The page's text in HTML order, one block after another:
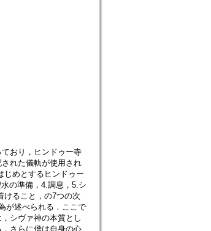
おり，ヒンドゥー寺
れた儀軌が使用され
じめとするヒンドゥー
の準備，4.調息，5.シ
けること，の7つの次
が述べられる．ここで
シヴァ神の本質とし
さらに僧は自身の心